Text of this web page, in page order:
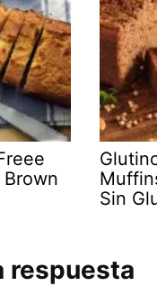
Sin
respuesta